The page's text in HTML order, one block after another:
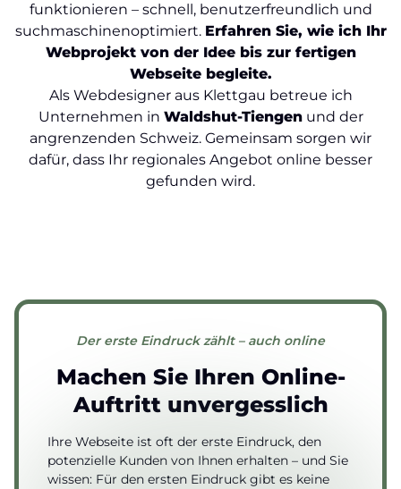
funktionieren – schnell, benutzerfreundlich und
suchmaschinenoptimiert. Erfahren Sie, wie ich Ihr
Webprojekt von der Idee bis zur fertigen
Webseite begleite.
Als Webdesigner aus Klettgau betreue ich
Unternehmen in Waldshut-Tiengenund der
angrenzenden Schweiz. Gemeinsam sorgen wir
dafür, dass Ihr regionales Angebot online besser
gefunden wird.
Der erste Eindruck zählt – auch online
Machen Sie Ihren Online-
Auftritt unvergesslich
Ihre Webseite ist oft der erste Eindruck, den
potenzielle Kunden von Ihnen erhalten – und Sie
wissen: Für den ersten Eindruck gibt es keine